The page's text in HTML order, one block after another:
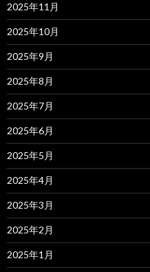
2025年11月
2025年10月
2025年9月
2025年8月
2025年7月
2025年6月
2025年5月
2025年4月
2025年3月
2025年2月
2025年1月